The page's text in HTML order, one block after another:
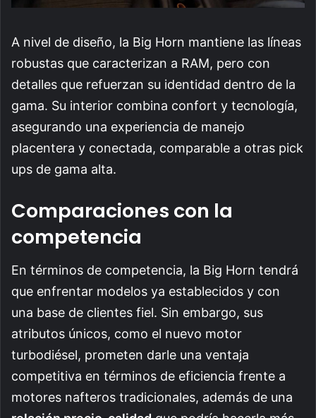
A nivel de diseño, la Big Horn mantiene las líneas
robustas que caracterizan a RAM, pero con
detalles que refuerzan su identidad dentro de la
gama. Su interior combina confort y tecnología,
asegurando una experiencia de manejo
placentera y conectada, comparable a otras pick
ups de gama alta.
Comparaciones con la
competencia
En términos de competencia, la Big Horn tendrá
que enfrentar modelos ya establecidos y con
una base de clientes fiel. Sin embargo, sus
atributos únicos, como el nuevo motor
turbodiésel, prometen darle una ventaja
competitiva en términos de eficiencia frente a
motores nafteros tradicionales, además de una